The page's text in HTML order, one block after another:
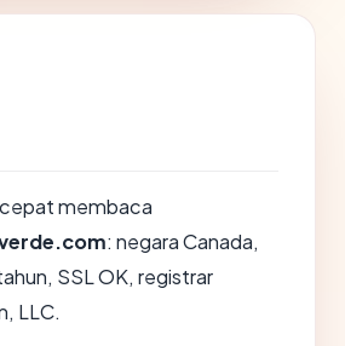
membaca
: negara Canada,
SSL OK, registrar
LLC.